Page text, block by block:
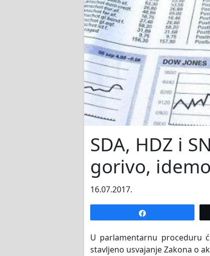
SDA, HDZ i
gorivo,
16.07.2017.
U parlamentarnu proceduru
stavljeno usvajanje Zakona o